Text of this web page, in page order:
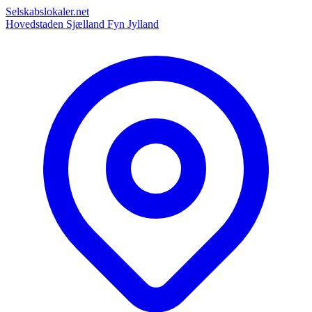
Selskabslokaler.net
Hovedstaden Sjælland Fyn Jylland